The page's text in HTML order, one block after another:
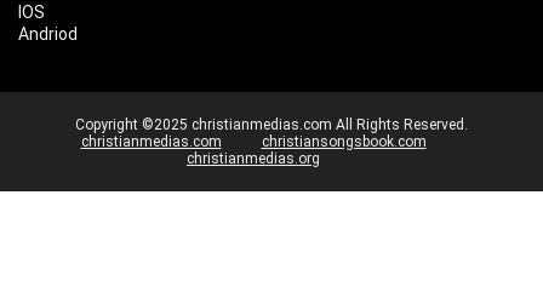
IOS
Andriod
Copyright ©2025 christianmedias.com All Rights Reserved.
christianmedias.com
christiansongsbook.com
christianmedias.org